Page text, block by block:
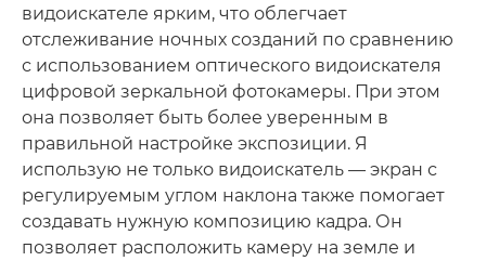
видоискателе ярким, что облегчает
отслеживание ночных созданий по сравнению
с использованием оптического видоискателя
цифровой зеркальной фотокамеры. При этом
она позволяет быть более уверенным в
правильной настройке экспозиции. Я
использую не только видоискатель — экран с
регулируемым углом наклона также помогает
создавать нужную композицию кадра. Он
позволяет расположить камеру на земле и